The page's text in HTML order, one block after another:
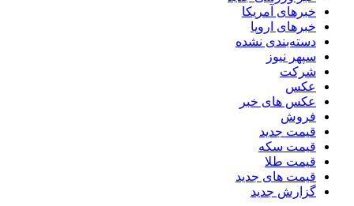
خبرهای آمریکا
خبرهای اروپا
دسته‌بندی نشده
سپهر نیوز
شرکت
عکس
عکس های خبر
فروش
قیمت جدید
قیمت سکه
قیمت طلا
قیمت های جدید
گزارش جدید